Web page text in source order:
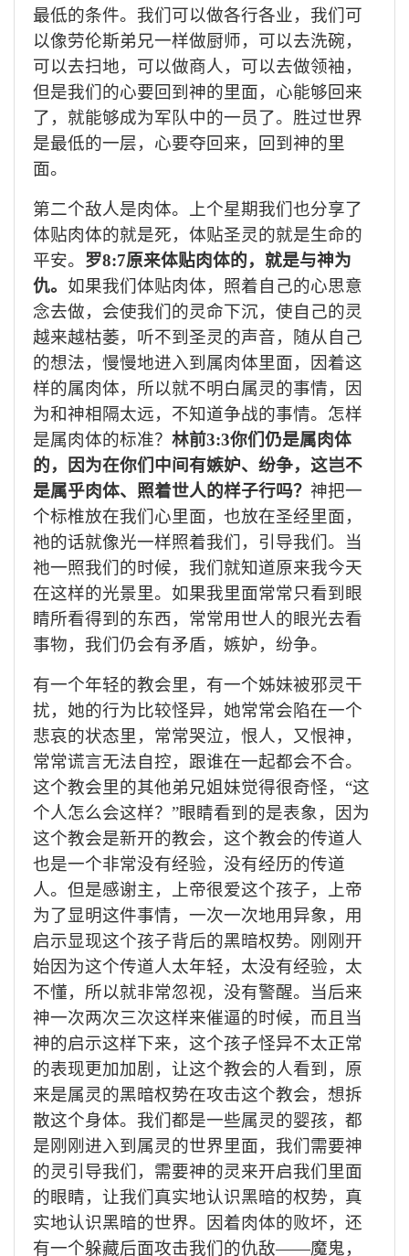
最低的条件。我们可以做各行各业，我们可
以像劳伦斯弟兄一样做厨师，可以去洗碗，
可以去扫地，可以做商人，可以去做领袖，
但是我们的心要回到神的里面，心能够回来
了，就能够成为军队中的一员了。胜过世界
是最低的一层，心要夺回来，回到神的里
面。
第二个敌人是肉体。上个星期我们也分享了
体贴肉体的就是死，体贴圣灵的就是生命的
平安。 罗8:7原来体贴肉体的，就是与神为
仇。 如果我们体贴肉体，照着自己的心思意
念去做，会使我们的灵命下沉，使自己的灵
越来越枯萎，听不到圣灵的声音，随从自己
的想法，慢慢地进入到属肉体里面，因着这
样的属肉体，所以就不明白属灵的事情，因
为和神相隔太远，不知道争战的事情。怎样
是属肉体的标准？ 林前3:3你们仍是属肉体
的，因为在你们中间有嫉妒、纷争，这岂不
是属乎肉体、照着世人的样子行吗？ 神把一
个标椎放在我们心里面，也放在圣经里面，
祂的话就像光一样照着我们，引导我们。当
祂一照我们的时候，我们就知道原来我今天
在这样的光景里。如果我里面常常只看到眼
睛所看得到的东西，常常用世人的眼光去看
事物，我们仍会有矛盾，嫉妒，纷争。
有一个年轻的教会里，有一个姊妹被邪灵干
扰，她的行为比较怪异，她常常会陷在一个
悲哀的状态里，常常哭泣，恨人，又恨神，
常常谎言无法自控，跟谁在一起都会不合。
这个教会里的其他弟兄姐妹觉得很奇怪， “这
个人怎么会这样？”眼睛看到的是表象，因为
这个教会是新开的教会，这个教会的传道人
也是一个非常没有经验，没有经历的传道
人。但是感谢主，上帝很爱这个孩子，上帝
为了显明这件事情，一次一次地用异象，用
启示显现这个孩子背后的黑暗权势。刚刚开
始因为这个传道人太年轻，太没有经验，太
不懂，所以就非常忽视，没有警醒。当后来
神一次两次三次这样来催逼的时候，而且当
神的启示这样下来，这个孩子怪异不太正常
的表现更加加剧，让这个教会的人看到，原
来是属灵的黑暗权势在攻击这个教会，想拆
散这个身体。我们都是一些属灵的婴孩，都
是刚刚进入到属灵的世界里面，我们需要神
的灵引导我们，需要神的灵来开启我们里面
的眼睛，让我们真实地认识黑暗的权势，真
实地认识黑暗的世界。因着肉体的败坏，还
有一个躲藏后面攻击我们的仇敌——魔鬼，